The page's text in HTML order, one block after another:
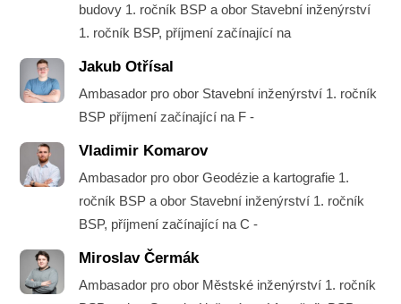
budovy 1. ročník BSP a obor Stavební inženýrství
1. ročník BSP, příjmení začínající na
Jakub Otřísal
Ambasador pro obor Stavební inženýrství 1. ročník
BSP příjmení začínající na F -
Vladimir Komarov
Ambasador pro obor Geodézie a kartografie 1.
ročník BSP a obor Stavební inženýrství 1. ročník
BSP, příjmení začínající na C -
Miroslav Čermák
Ambasador pro obor Městské inženýrství 1. ročník